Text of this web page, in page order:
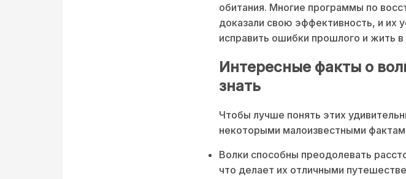
обитания. Многие программы по
доказали свою эффективность, и их
исправить ошибки прошлого и жить
Интересные факты о
знать
Чтобы лучше понять этих
некоторыми малоизвестными
Волки способны преодолевать
что делает их отличными